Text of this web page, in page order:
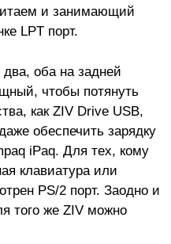
и занимающий
LPT порт.
оба на задней
чтобы потянуть
как ZIV Drive USB,
обеспечить зарядку
iPaq. Для тех, кому
клавиатура или
PS/2 порт. Заодно и
того же ZIV можно